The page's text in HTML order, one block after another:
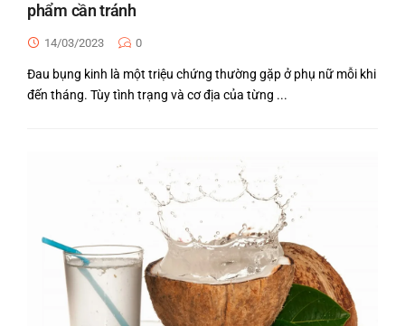
phẩm cần tránh
14/03/2023 0
Đau bụng kinh là một triệu chứng thường gặp ở phụ nữ mỗi khi
đến tháng. Tùy tình trạng và cơ địa của từng ...